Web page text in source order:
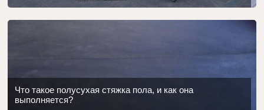
Что такое полусухая стяжка пола, и как она
выполняется?